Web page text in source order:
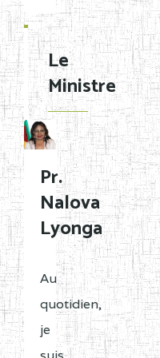
Le
Ministre
Pr.
Nalova
Lyonga
Au
quotidien,
je